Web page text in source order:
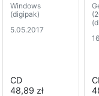
Windows
(digipak)
5.05.2017
CD
48,89 zł